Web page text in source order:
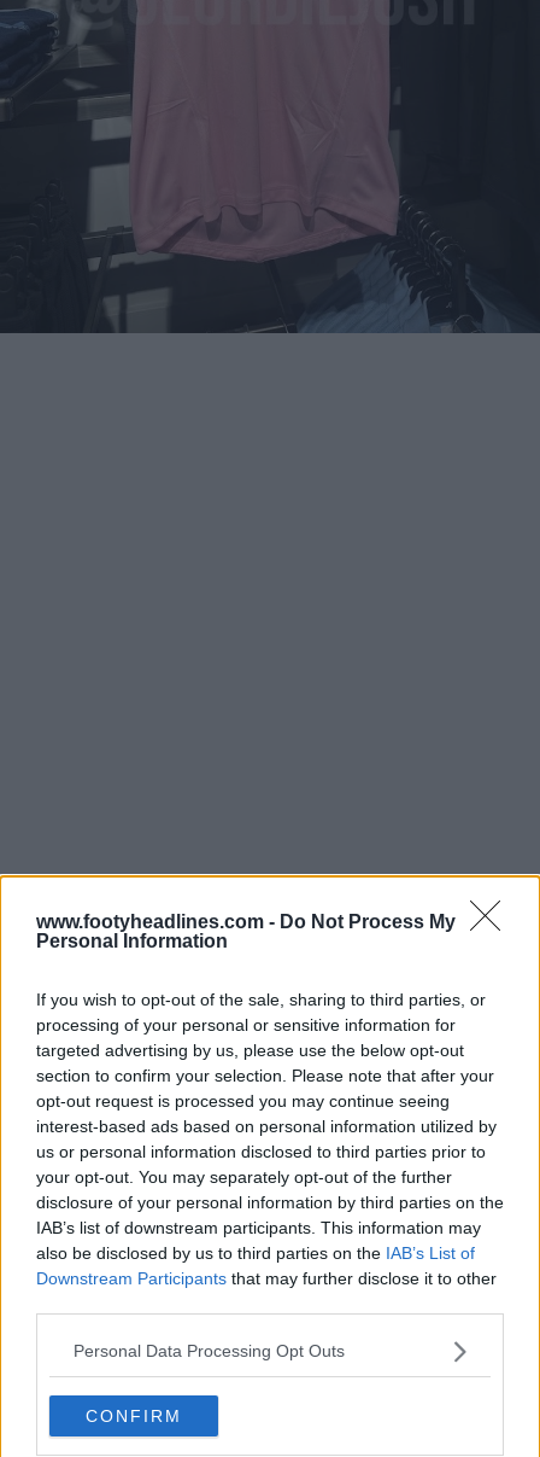
www.footyheadlines.com - Do Not Process My
Personal Information
If you wish to opt-out of the sale, sharing to third parties, or
processing of your personal or sensitive information for
targeted advertising by us, please use the below opt-out
section to confirm your selection. Please note that after your
opt-out request is processed you may continue seeing
interest-based ads based on personal information utilized by
us or personal information disclosed to third parties prior to
your opt-out. You may separately opt-out of the further
disclosure of your personal information by third parties on the
IAB’s list of downstream participants. This information may
also be disclosed by us to third parties on the IAB’s List of
Downstream Participants that may further disclose it to other
Personal Data Processing Opt Outs
CONFIRM
Scopri tutte le maglie del Newcastle su Football Kit
Archive
Prodotto da Adidas. Ti piace la maglia del terzo portiere
del Newcastle United 25-26? Scrivici qui sotto e
un'occhiata alla panoramica delle maglie 25-26 per
altre info sulle maglie da calcio 25-26.
Mostra commenti
Condividi